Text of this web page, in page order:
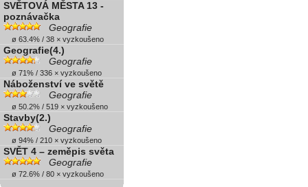
SVĚTOVÁ MĚSTA 13 -
poznávačka
Geografie
ø 63.4% / 38 × vyzkoušeno
Geografie(4.)
Geografie
ø 71% / 336 × vyzkoušeno
Náboženství ve světě
Geografie
ø 50.2% / 519 × vyzkoušeno
Stavby(2.)
Geografie
ø 94% / 210 × vyzkoušeno
SVĚT 4 – zeměpis světa
Geografie
ø 72.6% / 80 × vyzkoušeno